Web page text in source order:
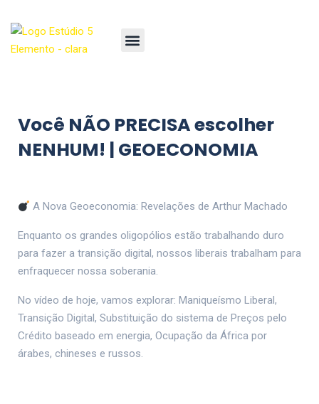
Você NÃO PRECISA escolher
NENHUM! | GEOECONOMIA
A Nova Geoeconomia: Revelações de Arthur Machado
Enquanto os grandes oligopólios estão trabalhando duro
para fazer a transição digital, nossos liberais trabalham para
enfraquecer nossa soberania.
No vídeo de hoje, vamos explorar: Maniqueísmo Liberal,
Transição Digital, Substituição do sistema de Preços pelo
Crédito baseado em energia, Ocupação da África por
árabes, chineses e russos.